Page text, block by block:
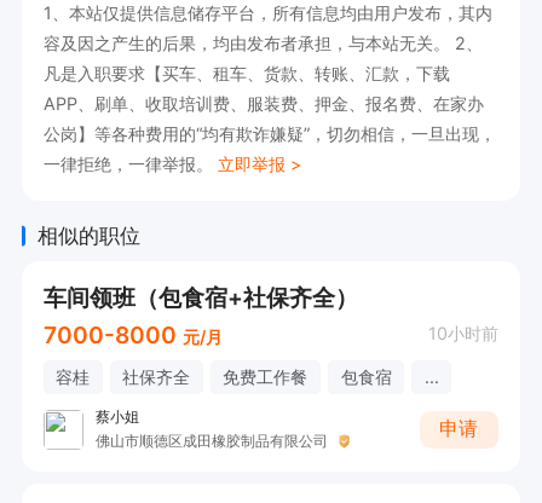
力，以身作则，树立良好的团队合作、积极向上的
企业文化精神。
任职资格:
教育背景:
◆高中程度或以上学历。
◆受过基本现场管理以及生产作业管理的培训。
经    验:
◆1年或以上生产管理工作经验。
技能技巧:
◆有一定的专业能力、动手能力；
◆能独立开展工作，有良好的沟通、协调能力；
1、本站仅提供信息储存平台，所有信息均由用户发布，其内
容及因之产生的后果，均由发布者承担，与本站无关。 2、
凡是入职要求【买车、租车、货款、转账、汇款，下载
APP、刷单、收取培训费、服装费、押金、报名费、在家办
公岗】等各种费用的“均有欺诈嫌疑”，切勿相信，一旦出现，
一律拒绝，一律举报。 立即举报 >
相似的职位
车间领班（包食宿+社保齐全）
7000-8000 元/月 10小时前
容桂 社保齐全 免费工作餐 包食宿 ...
蔡小姐
佛山市顺德区成田橡胶制品有限公司
申请